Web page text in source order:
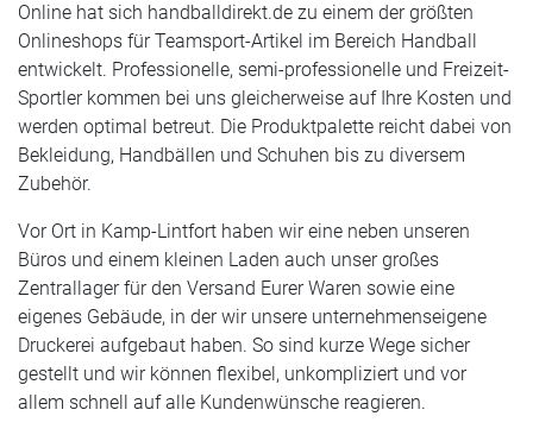
Online hat sich handballdirekt.de zu einem der größten
Onlineshops für Teamsport-Artikel im Bereich Handball
entwickelt. Professionelle, semi-professionelle und Freizeit-
Sportler kommen bei uns gleicherweise auf Ihre Kosten und
werden optimal betreut. Die Produktpalette reicht dabei von
Bekleidung, Handbällen und Schuhen bis zu diversem
Zubehör.
Vor Ort in Kamp-Lintfort haben wir eine neben unseren
Büros und einem kleinen Laden auch unser großes
Zentrallager für den Versand Eurer Waren sowie eine
eigenes Gebäude, in der wir unsere unternehmenseigene
Druckerei aufgebaut haben. So sind kurze Wege sicher
gestellt und wir können flexibel, unkompliziert und vor
allem schnell auf alle Kundenwünsche reagieren.